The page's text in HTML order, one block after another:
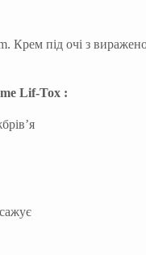
Крем під очі з
Lif-Tox :